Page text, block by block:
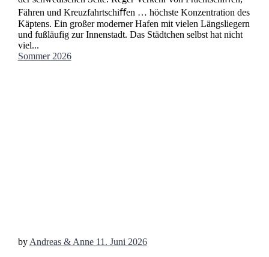
Fähren und Kreuzfahrtschiﬀen … höchste Konzentration des
Käptens. Ein großer moderner Hafen mit vielen Längsliegern
und fußläufig zur Innenstadt. Das Städtchen selbst hat nicht
viel...
Sommer 2026
by Andreas & Anne 11. Juni 2026